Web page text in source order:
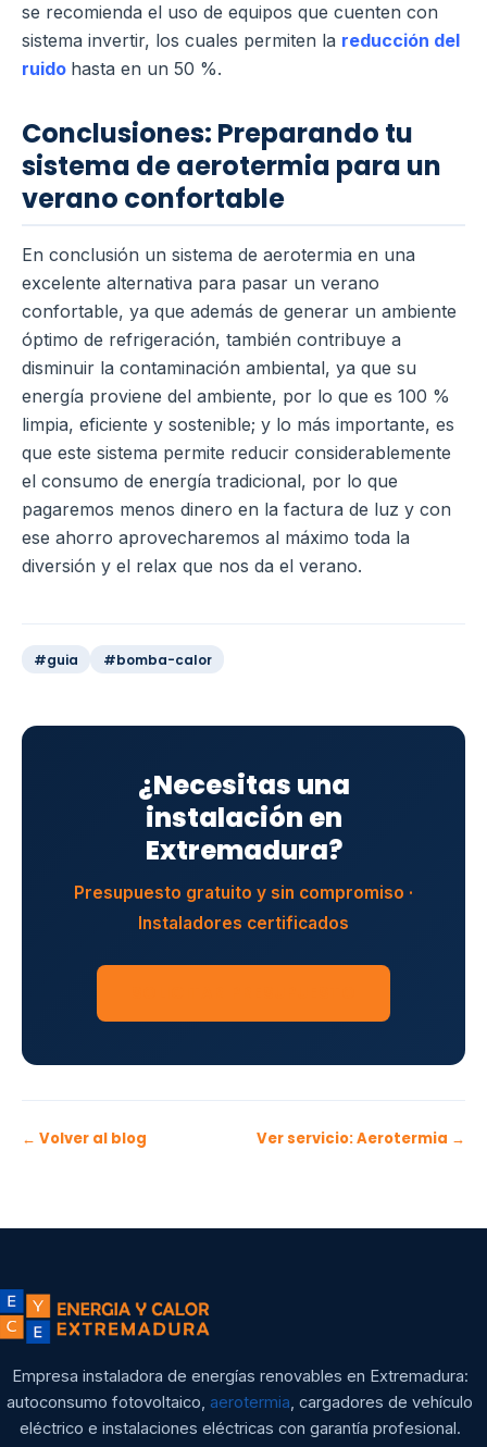
se recomienda el uso de equipos que cuenten con
sistema invertir, los cuales permiten la reducción del
ruido hasta en un 50 %.
Conclusiones: Preparando tu
sistema de aerotermia para un
verano confortable
En conclusión un sistema de aerotermia en una
excelente alternativa para pasar un verano
confortable, ya que además de generar un ambiente
óptimo de refrigeración, también contribuye a
disminuir la contaminación ambiental, ya que su
energía proviene del ambiente, por lo que es 100 %
limpia, eficiente y sostenible; y lo más importante, es
que este sistema permite reducir considerablemente
el consumo de energía tradicional, por lo que
pagaremos menos dinero en la factura de luz y con
ese ahorro aprovecharemos al máximo toda la
diversión y el relax que nos da el verano.
#guia #bomba-calor
¿Necesitas una
instalación en
Extremadura?
Presupuesto gratuito y sin compromiso ·
Instaladores certificados
← Volver al blog Ver servicio: Aerotermia →
Empresa instaladora de energías renovables en Extremadura:
autoconsumo fotovoltaico,aerotermia, cargadores de vehículo
eléctrico e instalaciones eléctricas con garantía profesional.